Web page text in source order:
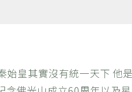
皇其實沒有統一天下 他